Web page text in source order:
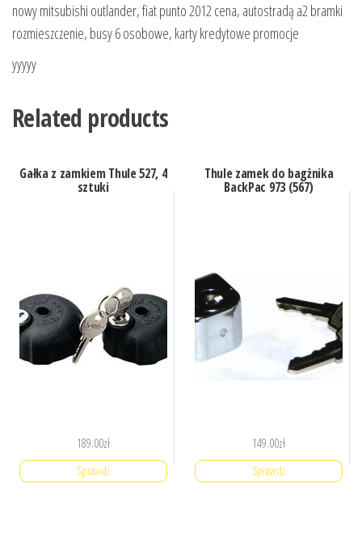
nowy mitsubishi outlander, fiat punto 2012 cena, autostradą a2 bramki
rozmieszczenie, busy 6 osobowe, karty kredytowe promocje
yyyyy
Related products
Gałka z zamkiem Thule 527, 4
sztuki
189.00zł
Sprawdź
Thule zamek do bagżnika
BackPac 973 (567)
149.00zł
Sprawdź